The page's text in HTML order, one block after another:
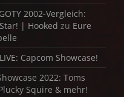
2002-Vergleich:
| Hooked zu Eure
Capcom Showcase!
2022: Toms
Squire & mehr!